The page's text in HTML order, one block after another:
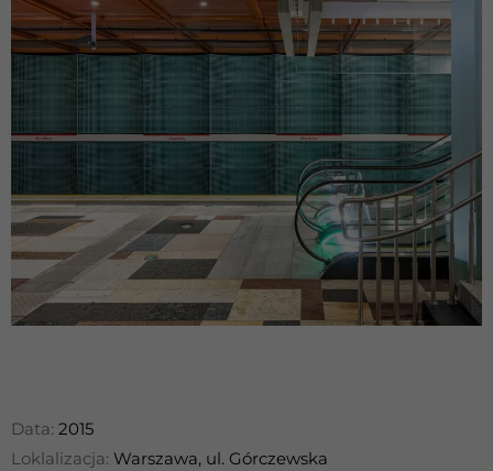
Data: 2015
Loklalizacja: Warszawa, ul. Górczewska